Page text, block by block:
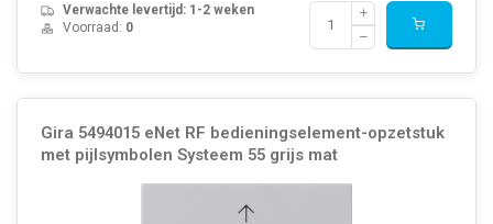
Verwachte levertijd: 1-2 weken
Voorraad: 0
Gira 5494015 eNet RF bedieningselement-opzetstuk
met pijlsymbolen Systeem 55 grijs mat